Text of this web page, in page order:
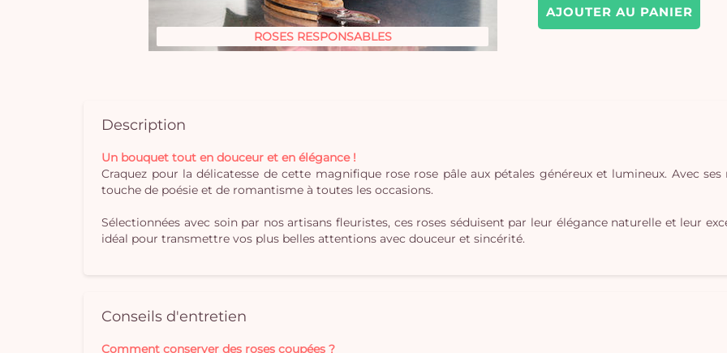
ROSES RESPONSABLES
AJOUTER AU PANIER
Description
Un bouquet tout en douceur et en élégance !
Craquez pour la délicatesse de cette magnifique rose rose pâle aux pétales généreux et lumineux. Avec
touche de poésie et de romantisme à toutes les occasions.
Sélectionnées avec soin par nos artisans fleuristes, ces roses séduisent par leur élégance naturelle et leur
idéal pour transmettre vos plus belles attentions avec douceur et sincérité.
Conseils d'entretien
Comment conserver des roses coupées ?